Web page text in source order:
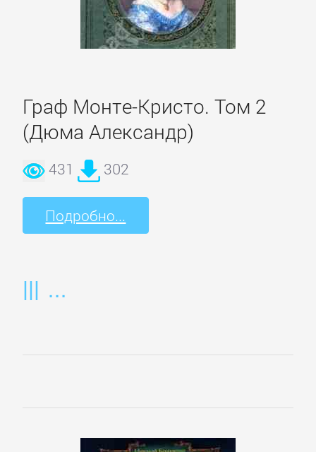
Граф Монте-Кристо. Том 2
(Дюма Александр)
431 302
Подробно...
Биология
языки
История
Культурология
Медицина
политология